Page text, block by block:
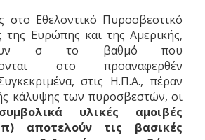
στο Εθελοντικό Πυροσβεστικό
Ευρώπης και της Αμερικής,
σ το βαθμό που
στο προαναφερθέν
στις Η.Π.Α., πέραν
κάλυψης των πυροσβεστών, οι
συμβολικά
υλικές αμοιβές
αποτελούν τις βασικές